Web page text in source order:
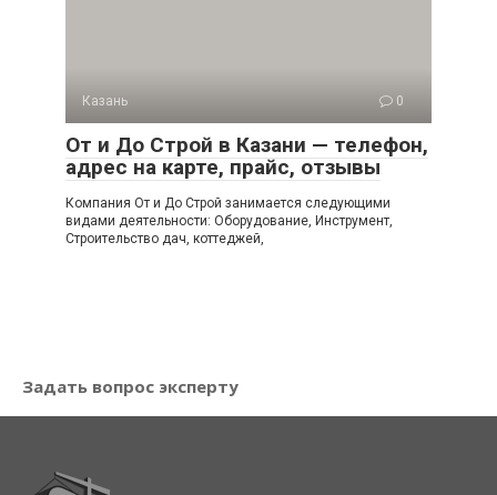
Казань 0
От и До Строй в Казани — телефон,
адрес на карте, прайс, отзывы
Компания От и До Строй занимается следующими
видами деятельности: Оборудование, Инструмент,
Строительство дач, коттеджей,
Задать вопрос эксперту